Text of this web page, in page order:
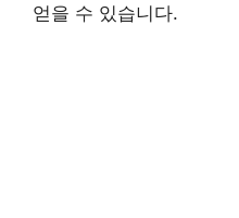
얻을 수 있습니다.